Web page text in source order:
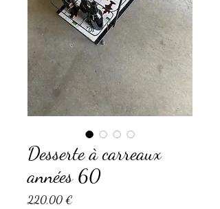
Desserte à carreaux
années 60
220,00 €